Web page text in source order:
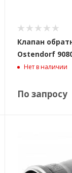
Клапан
Ostendorf
Нет в наличии
По запросу